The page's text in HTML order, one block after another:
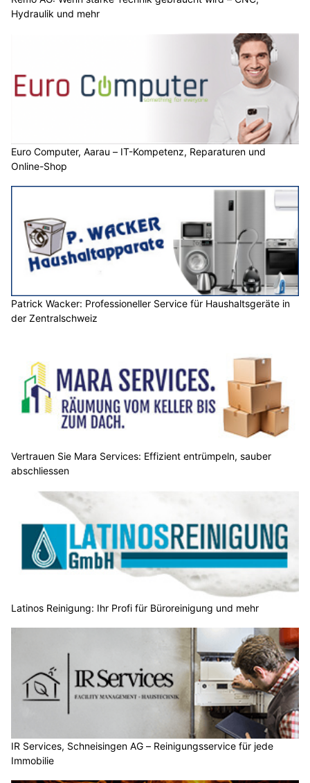
Hydraulik und mehr
Euro Computer, Aarau – IT-Kompetenz, Reparaturen und
Online-Shop
Patrick Wacker: Professioneller Service für Haushaltsgeräte in
der Zentralschweiz
Vertrauen Sie Mara Services: Effizient entrümpeln, sauber
abschliessen
Latinos Reinigung: Ihr Profi für Büroreinigung und mehr
IR Services, Schneisingen AG – Reinigungsservice für jede
Immobilie